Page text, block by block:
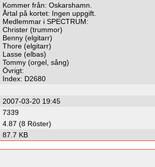
Kommer från: Oskarshamn.
Årtal på kortet: Ingen uppgift.
Medlemmar i SPECTRUM:
Christer (trummor)
Benny (elgitarr)
Thore (elgitarr)
Lasse (elbas)
Tommy (orgel, sång)
Övrigt:
Index: D2680
2007-03-20 19:45
7339
4.87 (8 Röster)
87.7 KB